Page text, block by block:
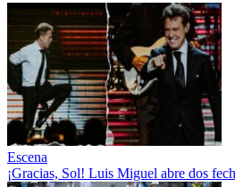
Escena
¡Gracias, Sol! Luis Miguel abre dos